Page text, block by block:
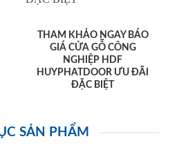
THAM KHẢO NGAY BÁO
GIÁ CỬA GỖ CÔNG
NGHIỆP HDF
HUYPHATDOOR ƯU ĐÃI
ĐẶC BIỆT
SẢN PHẨM